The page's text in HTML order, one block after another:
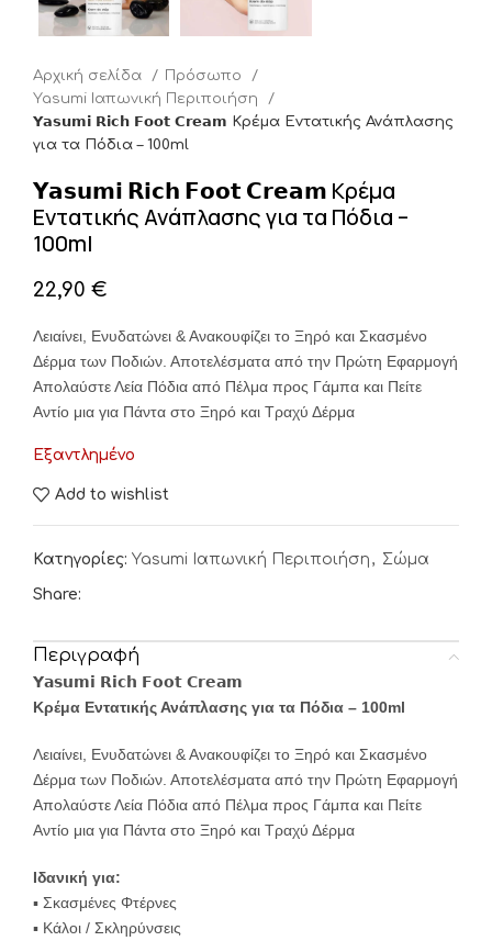
Αρχική σελίδα
Πρόσωπο
Yasumi Ιαπωνική Περιποιήση
𝗬𝗮𝘀𝘂𝗺𝗶 𝗥𝗶𝗰𝗵 𝗙𝗼𝗼𝘁 𝗖𝗿𝗲𝗮𝗺 Κρέμα Εντατικής Ανάπλασης
για τα Πόδια – 100ml
𝗬𝗮𝘀𝘂𝗺𝗶 𝗥𝗶𝗰𝗵 𝗙𝗼𝗼𝘁 𝗖𝗿𝗲𝗮𝗺 Κρέμα
Εντατικής Ανάπλασης για τα Πόδια –
100ml
€
Λειαίνει, Ενυδατώνει & Ανακουφίζει το Ξηρό και Σκασμένο
Δέρμα των Ποδιών. Αποτελέσματα από την Πρώτη Εφαρμογή
Απολαύστε Λεία Πόδια από Πέλμα προς Γάμπα και Πείτε
Αντίο μια για Πάντα στο Ξηρό και Τραχύ Δέρμα
Εξαντλημένο
Add to wishlist
Κατηγορίες: Yasumi Ιαπωνική Περιποιήση , Σώμα
Share:
Περιγραφή
𝗬𝗮𝘀𝘂𝗺𝗶 𝗥𝗶𝗰𝗵 𝗙𝗼𝗼𝘁 𝗖𝗿𝗲𝗮𝗺
Κρέμα Εντατικής Ανάπλασης για τα Πόδια – 100ml
Λειαίνει, Ενυδατώνει & Ανακουφίζει το Ξηρό και Σκασμένο
Δέρμα των Ποδιών. Αποτελέσματα από την Πρώτη Εφαρμογή
Απολαύστε Λεία Πόδια από Πέλμα προς Γάμπα και Πείτε
Αντίο μια για Πάντα στο Ξηρό και Τραχύ Δέρμα
Ιδανική για:
▪️ Σκασμένες Φτέρνες
▪️ Κάλοι / Σκληρύνσεις